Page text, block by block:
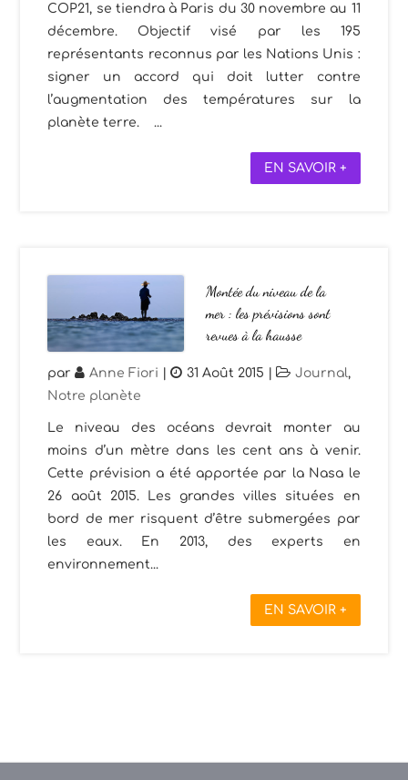
COP21, se tiendra à Paris du 30 novembre au 11
décembre. Objectif visé par les 195
représentants reconnus par les Nations Unis :
signer un accord qui doit lutter contre
l’augmentation des températures sur la
planète terre. ...
EN SAVOIR +
Montée du niveau de la
mer : les prévisions sont
revues à la hausse
par Anne Fiori | 31 Août 2015 | Journal,
Notre planète
Le niveau des océans devrait monter au
moins d’un mètre dans les cent ans à venir.
Cette prévision a été apportée par la Nasa le
26 août 2015. Les grandes villes situées en
bord de mer risquent d’être submergées par
les eaux. En 2013, des experts en
environnement...
EN SAVOIR +